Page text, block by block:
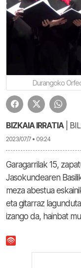
Durangoko
BIZKAIA IRRATIA|
2023/07/7 • 09:24
Garagarrilak 15,
Jasokundearen
meza abestua
eta gitarraz
izango da, hainbat